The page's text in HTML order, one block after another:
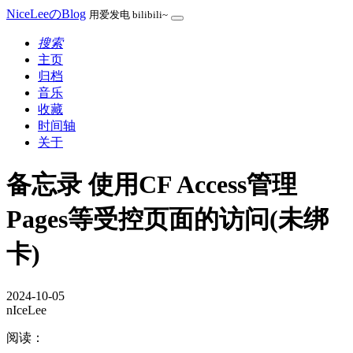
NiceLeeのBlog 用爱发电 bilibili~
搜索
主页
归档
音乐
收藏
时间轴
关于
备忘录 使用CF Access管理
Pages等受控页面的访问(未绑
卡)
2024-10-05
nIceLee
阅读：